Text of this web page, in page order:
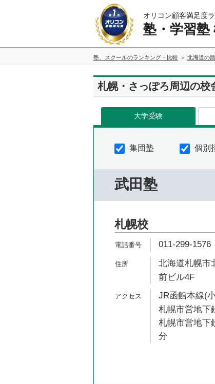
オリコン顧客満足度
塾・学習塾
塾、スクールのランキング・比較 北海道の
札幌・さっぽろ周辺の校
大学受験
集団塾 個別
武田塾
札幌校
011-299-1576
北海道札幌市
前ビル4F
JR函館本線(
札幌市営地下
札幌市営地下
分